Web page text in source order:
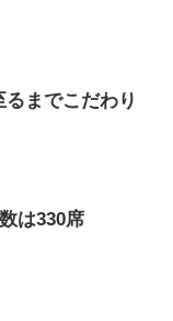
までこだわり
は330席